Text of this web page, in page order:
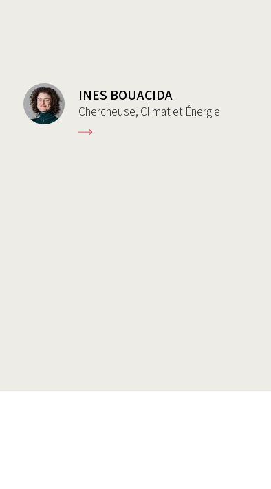
INES BOUACIDA
Chercheuse, Climat et Énergie